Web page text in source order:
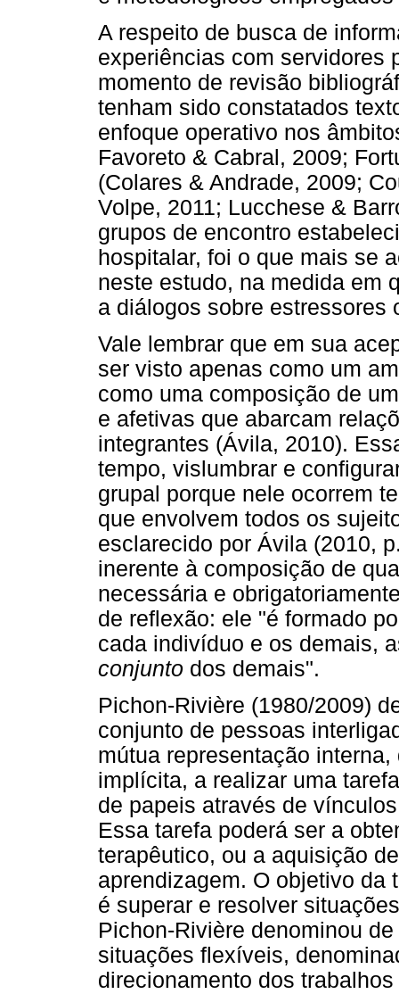
A respeito de busca de
experiências com servidores
momento de revisão
tenham sido constatados
enfoque operativo nos
Favoreto & Cabral, 2009;
(Colares & Andrade, 2009;
Volpe, 2011; Lucchese &
grupos de encontro
hospitalar, foi o que mais se
neste estudo, na medida em
a diálogos sobre estressores
Vale lembrar que em sua
ser visto apenas como um
como uma composição de
e afetivas que abarcam
integrantes (Ávila, 2010).
tempo, vislumbrar e
grupal porque nele ocorrem
que envolvem todos os
esclarecido por Ávila (2010,
inerente à composição de
necessária e
de reflexão: ele "é formado
cada indivíduo e os demais,
conjunto dos demais".
Pichon-Rivière (1980/2009)
conjunto de pessoas
mútua representação
implícita, a realizar uma
de papeis através de
Essa tarefa poderá ser a
terapêutico, ou a aquisição
aprendizagem. O objetivo da
é superar e resolver
Pichon-Rivière denominou
situações flexíveis,
direcionamento dos